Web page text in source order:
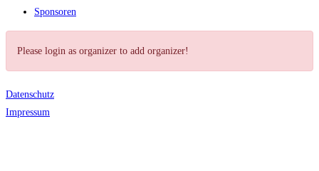
Sponsoren
Please login as organizer to add organizer!
Datenschutz
Impressum